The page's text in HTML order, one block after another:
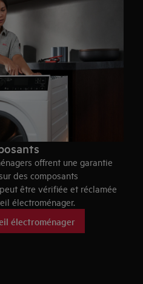
offrent une garantie
des composants
être vérifiée et réclamée
électroménager.
électroménager